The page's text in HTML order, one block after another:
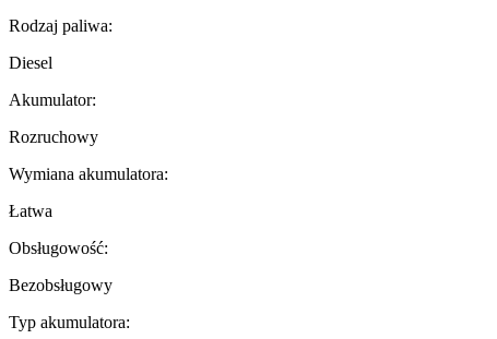
Rodzaj paliwa:
Diesel
Akumulator:
Rozruchowy
Wymiana akumulatora:
Łatwa
Obsługowość:
Bezobsługowy
Typ akumulatora: